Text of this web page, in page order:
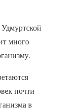
много
почти
в